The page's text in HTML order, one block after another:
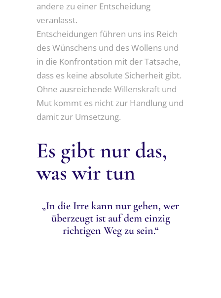
andere zu einer Entscheidung
veranlasst.
Entscheidungen führen uns ins Reich
des Wünschens und des Wollens und
in die Konfrontation mit der Tatsache,
dass es keine absolute Sicherheit gibt.
Ohne ausreichende Willenskraft und
Mut kommt es nicht zur Handlung und
damit zur Umsetzung.
Es gibt nur das,
was wir tun
„In die Irre kann nur gehen, wer
überzeugt ist auf dem einzig
richtigen Weg zu sein.“